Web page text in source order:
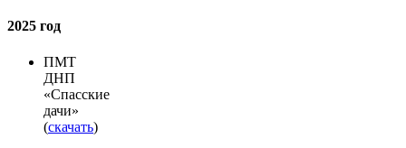
2025 год
ПМТ
ДНП
«Спасские
дачи»
(скачать)